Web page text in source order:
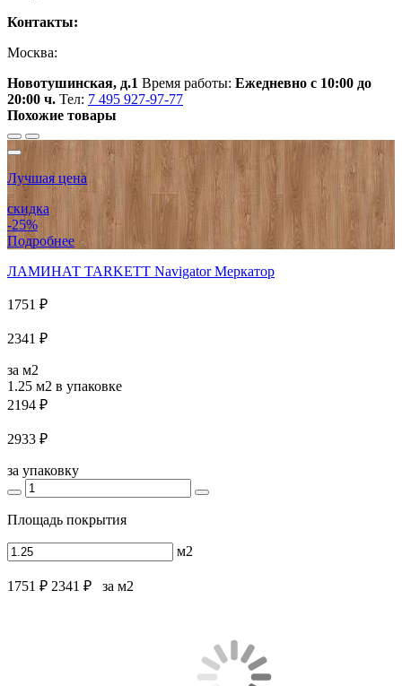
Контакты:
Москва:
Новотушинская, д.1 Время работы: Ежедневно с 10:00 до
20:00 ч. Тел: 7 495 927-97-77
Похожие товары
Лучшая цена
скидка
-25%
Подробнее
ЛАМИНАТ TARKETT Navigator Меркатор
1751 ₽
2341 ₽
за м2
1.25 м2 в упаковке
2194 ₽
2933 ₽
за упаковку
Площадь покрытия
м2
1751 ₽ 2341 ₽ за м2